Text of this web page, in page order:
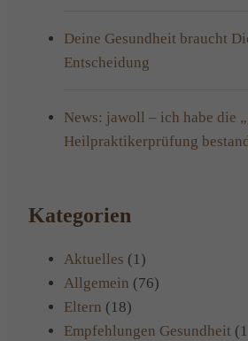
Deine Gesundheit braucht
Entscheidung
News: jawoll – ich habe die
Heilpraktikerprüfung
Kategorien
Aktuelles (1)
Allgemein (76)
Eltern (18)
Empfehlungen Gesundheit